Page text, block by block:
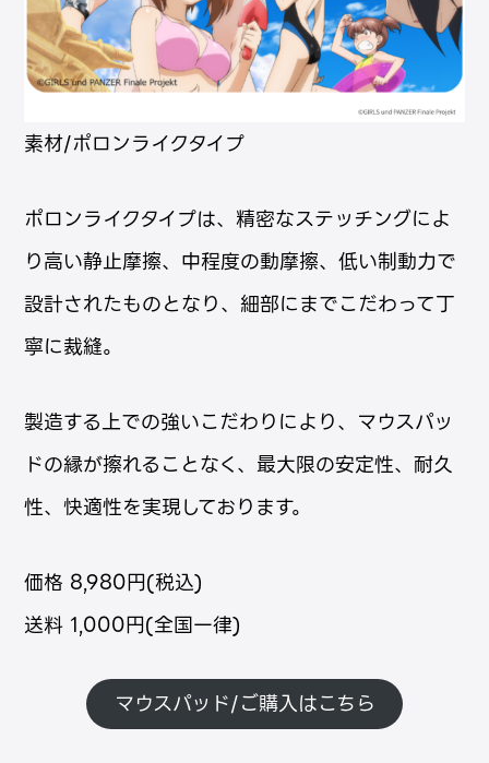
素材/ポロンライクタイプ
ポロンライクタイプは、精密なステッチングによ
り高い静止摩擦、中程度の動摩擦、低い制動力で
設計されたものとなり、細部にまでこだわって丁
寧に裁縫。
製造する上での強いこだわりにより、マウスパッ
ドの縁が擦れることなく、最大限の安定性、耐久
性、快適性を実現しております。
価格 8,980円(税込)
送料 1,000円(全国一律)
マウスパッド/ご購入はこちら